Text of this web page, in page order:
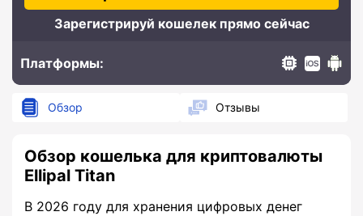
Зарегистрируй кошелек прямо сейчас
Платформы:
Обзор Отзывы
Обзор кошелька для криптовалюты
Ellipal Titan
В 2026 году для хранения цифровых денег